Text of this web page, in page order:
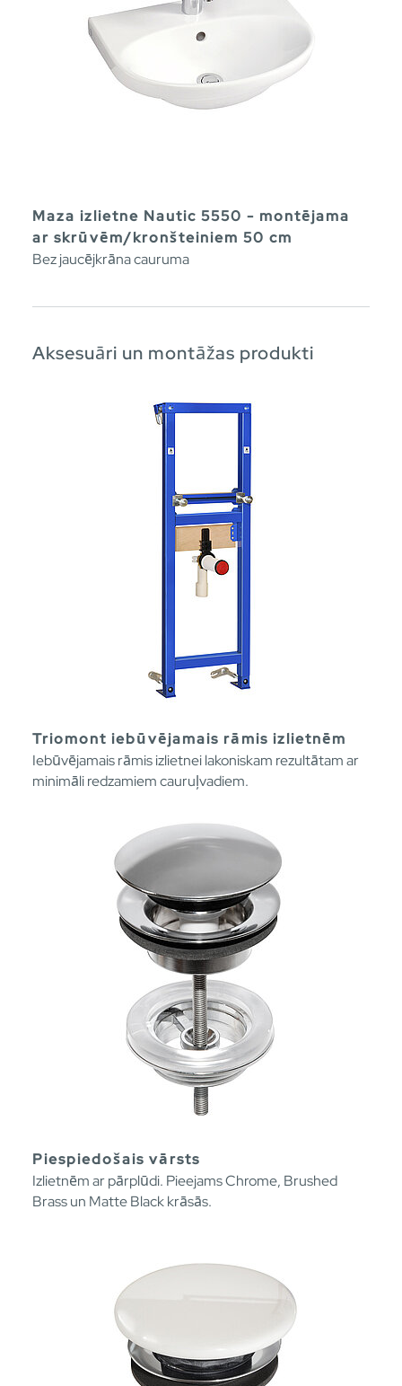
Maza izlietne Nautic 5550 - montējama
ar skrūvēm/kronšteiniem 50 cm
Bez jaucējkrāna cauruma
Aksesuāri un montāžas produkti
Triomont iebūvējamais rāmis izlietnēm
Iebūvējamais rāmis izlietnei lakoniskam rezultātam ar
minimāli redzamiem cauruļvadiem.
Piespiedošais vārsts
Izlietnēm ar pārplūdi. Pieejams Chrome, Brushed
Brass un Matte Black krāsās.